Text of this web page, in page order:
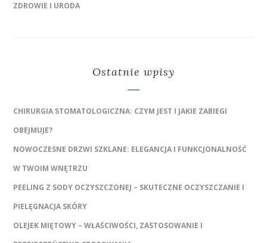
ZDROWIE I URODA
Ostatnie wpisy
CHIRURGIA STOMATOLOGICZNA: CZYM JEST I JAKIE ZABIEGI
OBEJMUJE?
NOWOCZESNE DRZWI SZKLANE: ELEGANCJA I FUNKCJONALNOŚĆ
W TWOIM WNĘTRZU
PEELING Z SODY OCZYSZCZONEJ – SKUTECZNE OCZYSZCZANIE I
PIELĘGNACJA SKÓRY
OLEJEK MIĘTOWY – WŁAŚCIWOŚCI, ZASTOSOWANIE I